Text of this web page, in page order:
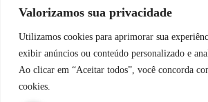
Valorizamos sua privacidade
Utilizamos cookies para aprimorar sua
exibir anúncios ou conteúdo personalizado e
Ao clicar em “Aceitar todos”, você concorda
cookies.
Resoluções e Portarias
CPA – Comissão Própria de
Núcleo de Apoio
Programa de Iniciação Científica
Núcleo de Arte e Cultura